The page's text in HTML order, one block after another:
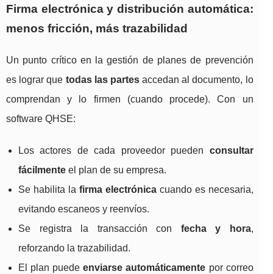
Firma electrónica y distribución automática:
menos fricción, más trazabilidad
Un punto crítico en la gestión de planes de prevención
es lograr que todas las partesaccedan al documento, lo
comprendan y lo firmen (cuando procede). Con un
software QHSE:
Los actores de cada proveedor pueden consultar
fácilmente el plan de su empresa.
Se habilita la firma electrónicacuando es necesaria,
evitando escaneos y reenvíos.
Se registra la transacción con fecha y hora,
reforzando la trazabilidad.
El plan puedeenviarse automáticamente por correo